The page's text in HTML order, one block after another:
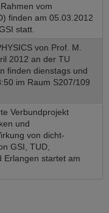
vom
finden am 05.03.2012
statt.
von Prof. M.
2012 an der TU
finden dienstags und
im Raum S207/109
Verbundprojekt
und
von dicht-
GSI, TUD,
Erlangen startet am